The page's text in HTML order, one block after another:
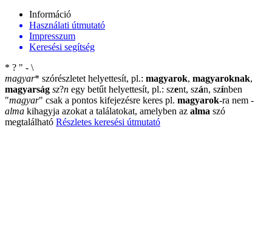
Információ
Használati útmutató
Impresszum
Keresési segítség
* ? " - \
magyar* szórészletet helyettesít, pl.: magyarok, magyaroknak,
magyarság sz?n egy betűt helyettesít, pl.: szent, szán, színben
"magyar" csak a pontos kifejezésre keres pl. magyarok-ra nem -
alma kihagyja azokat a találatokat, amelyben az alma szó
megtalálható Részletes keresési útmutató